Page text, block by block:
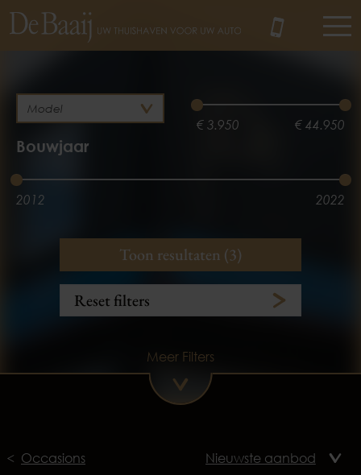
€ 3.950 € 44.950
Bouwjaar
2012 2022
Hybride
3.100 km 155.360 km
Toon resultaten (3)
Reset filters
Meer Filters
Occasions